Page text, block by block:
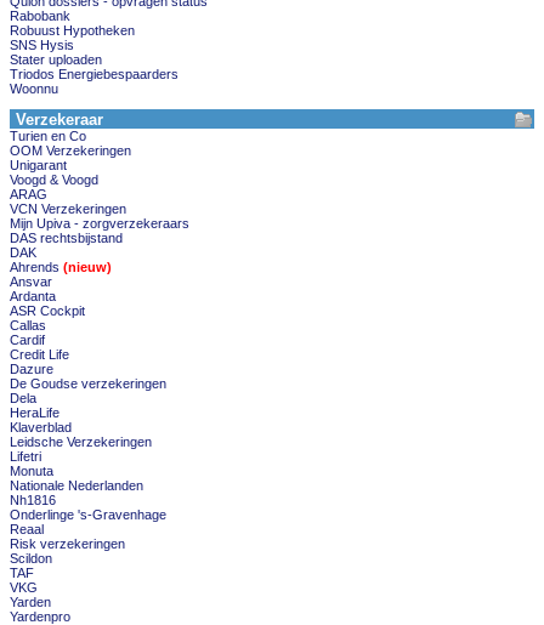
Rabobank
Robuust Hypotheken
SNS Hysis
Stater uploaden
Triodos Energiebespaarders
Woonnu
Verzekeraar
Turien en Co
OOM Verzekeringen
Unigarant
Voogd & Voogd
ARAG
VCN Verzekeringen
Mijn Upiva - zorgverzekeraars
DAS rechtsbijstand
DAK
Ahrends (nieuw)
Ansvar
Ardanta
ASR Cockpit
Callas
Cardif
Credit Life
Dazure
De Goudse verzekeringen
Dela
HeraLife
Klaverblad
Leidsche Verzekeringen
Lifetri
Monuta
Nationale Nederlanden
Nh1816
Onderlinge 's-Gravenhage
Reaal
Risk verzekeringen
Scildon
TAF
VKG
Yarden
Yardenpro